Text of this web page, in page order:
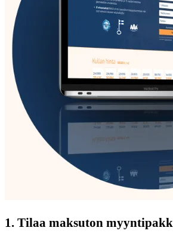
1. Tilaa maksuton